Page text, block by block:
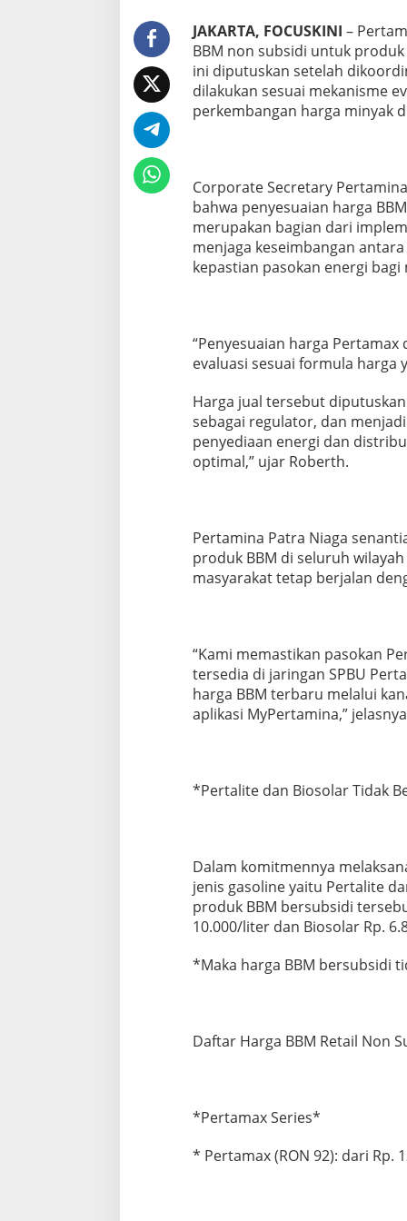
g
a
P
e
r
t
a
S
e
i
e
s
r
g
a
e
r
t
a
d
a
n
S
S
u
b
s
e
JAKARTA, FOCUSKINI –
BBM non subsidi untuk
ini diputuskan setelah
dilakukan sesuai mekanisme
perkembangan harga minyak
Corporate Secretary
bahwa penyesuaian harga
merupakan bagian dari
menjaga keseimbangan
kepastian pasokan energi bagi
“Penyesuaian harga
evaluasi sesuai formula harga
Harga jual tersebut
sebagai regulator, dan
penyediaan energi dan
optimal,” ujar Roberth.
Pertamina Patra Niaga
produk BBM di seluruh
masyarakat tetap berjalan
“Kami memastikan pasokan
tersedia di jaringan SPBU
harga BBM terbaru melalui
aplikasi MyPertamina,”
*Pertalite dan Biosolar Tidak
Dalam komitmennya
jenis gasoline yaitu Pertalite
produk BBM bersubsidi
10.000/liter dan Biosolar Rp.
*Maka harga BBM bersubsidi
Daftar Harga BBM Retail Non
*Pertamax Series*
* Pertamax (RON 92): dari Rp.